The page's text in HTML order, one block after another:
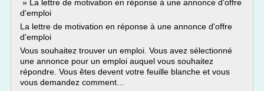
» La lettre de motivation en réponse à une annonce d'offre
d'emploi
La lettre de motivation en réponse à une annonce d'offre
d'emploi
Vous souhaitez trouver un emploi. Vous avez sélectionné
une annonce pour un emploi auquel vous souhaitez
répondre. Vous êtes devent votre feuille blanche et vous
vous demandez comment...